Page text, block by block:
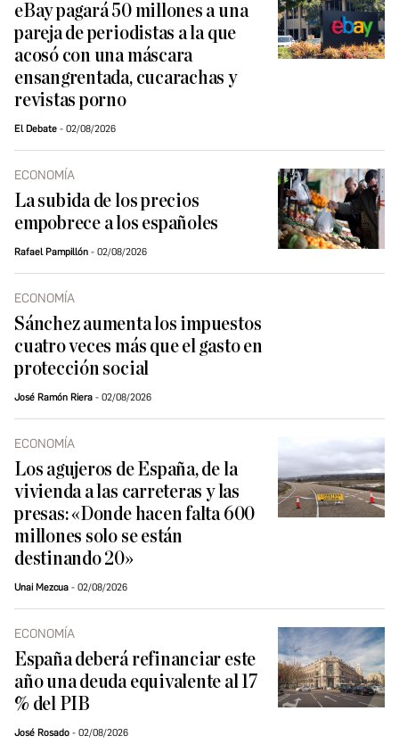
eBay pagará 50 millones a una
pareja de periodistas a la que
acosó con una máscara
ensangrentada, cucarachas y
revistas porno
El Debate 02/08/2026
ECONOMÍA
La subida de los precios
empobrece a los españoles
Rafael Pampillón 02/08/2026
ECONOMÍA
Sánchez aumenta los impuestos
cuatro veces más que el gasto en
protección social
José Ramón Riera 02/08/2026
ECONOMÍA
Los agujeros de España, de la
vivienda a las carreteras y las
presas: «Donde hacen falta 600
millones solo se están
destinando 20»
Unai Mezcua 02/08/2026
ECONOMÍA
España deberá refinanciar este
año una deuda equivalente al 17
% del PIB
José Rosado 02/08/2026